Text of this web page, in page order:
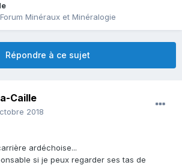
Forum Minéraux et Minéralogie
Répondre à ce sujet
Caille
2018
ardéchoise...
si je peux regarder ses tas de